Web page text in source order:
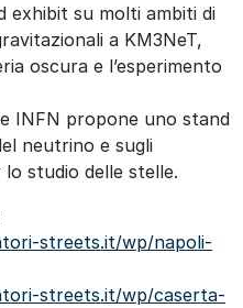
exhibit su molti ambiti di
a KM3NeT,
oscura e l’esperimento
INFN propone uno stand
neutrino e sugli
studio delle stelle.
streets.it/wp/napoli-
streets.it/wp/caserta-